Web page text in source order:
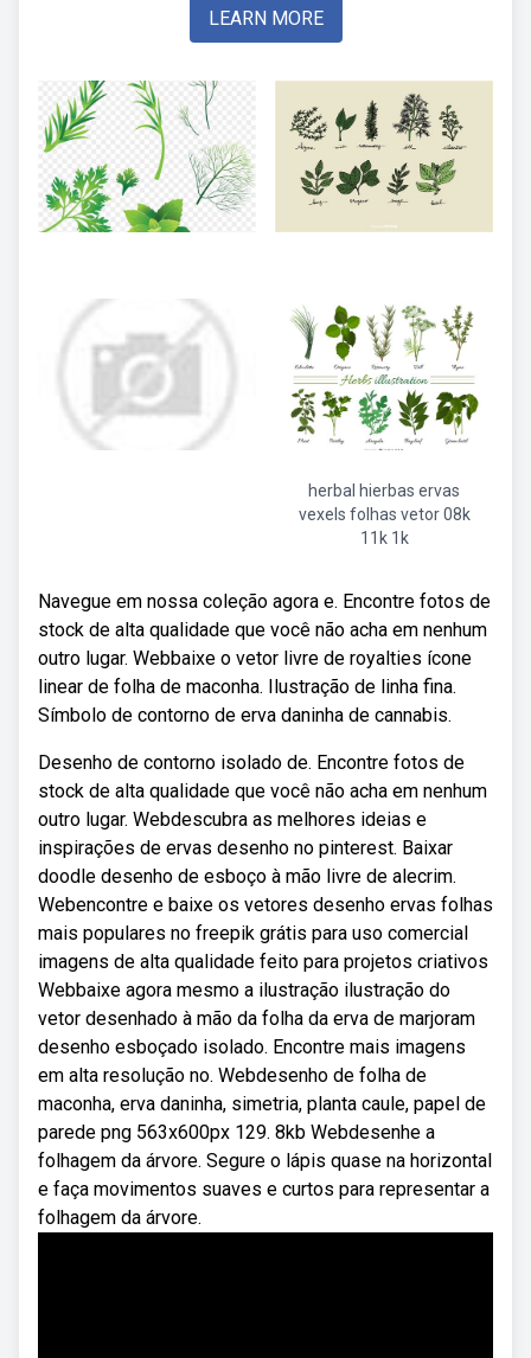
LEARN MORE
herbal hierbas ervas
vexels folhas vetor 08k
11k 1k
Navegue em nossa coleção agora e. Encontre fotos de
stock de alta qualidade que você não acha em nenhum
outro lugar. Webbaixe o vetor livre de royalties ícone
linear de folha de maconha. Ilustração de linha fina.
Símbolo de contorno de erva daninha de cannabis.
Desenho de contorno isolado de. Encontre fotos de
stock de alta qualidade que você não acha em nenhum
outro lugar. Webdescubra as melhores ideias e
inspirações de ervas desenho no pinterest. Baixar
doodle desenho de esboço à mão livre de alecrim.
Webencontre e baixe os vetores desenho ervas folhas
mais populares no freepik grátis para uso comercial
imagens de alta qualidade feito para projetos criativos
Webbaixe agora mesmo a ilustração ilustração do
vetor desenhado à mão da folha da erva de marjoram
desenho esboçado isolado. Encontre mais imagens
em alta resolução no. Webdesenho de folha de
maconha, erva daninha, simetria, planta caule, papel de
parede png 563x600px 129. 8kb Webdesenhe a
folhagem da árvore. Segure o lápis quase na horizontal
e faça movimentos suaves e curtos para representar a
folhagem da árvore.